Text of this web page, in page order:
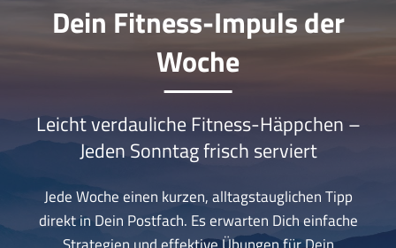
Dein Fitness-Impuls der
Woche
Leicht verdauliche Fitness-Häppchen –
Jeden Sonntag frisch serviert
Jede Woche einen kurzen, alltagstauglichen Tipp
direkt in Dein Postfach. Es erwarten Dich einfache